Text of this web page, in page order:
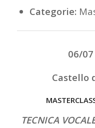
Categorie:
06/
Castello
TECNICA